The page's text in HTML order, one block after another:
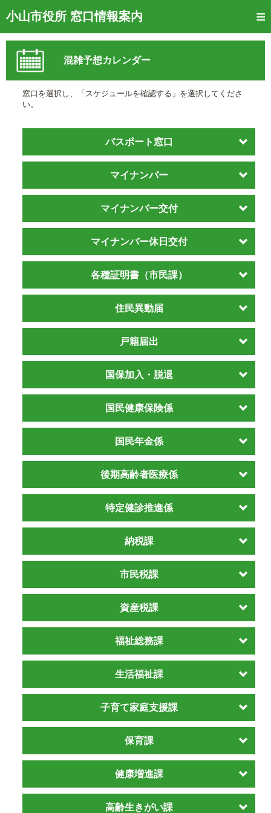
小山市役所 窓口情報案内
トップページ
窓口混雑状況
待ち状況確認
混雑予想カレンダー
窓口を選択し、「スケジュールを確認する」を選択してくださ
い。
パスポート窓口
マイナンバー
マイナンバー交付
マイナンバー休日交付
各種証明書（市民課）
住民異動届
戸籍届出
国保加入・脱退
国民健康保険係
国民年金係
後期高齢者医療係
特定健診推進係
納税課
市民税課
資産税課
福祉総務課
生活福祉課
子育て家庭支援課
保育課
健康増進課
高齢生きがい課